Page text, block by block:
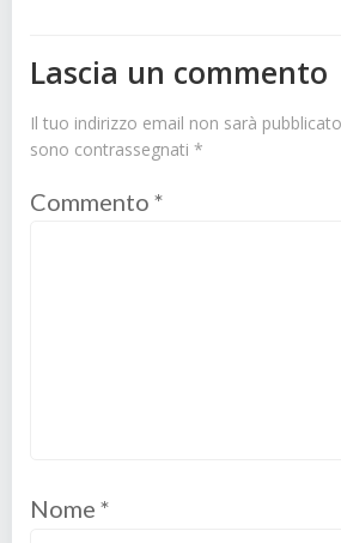
Lascia un commento
Il tuo indirizzo email non sarà
sono contrassegnati *
Commento *
Nome *